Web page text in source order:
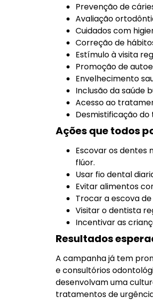
Prevenção de
Avaliação
Cuidados com
Correção de
Estímulo à visita
Promoção de
Envelhecimento
Inclusão da saúde
Acesso ao
Desmistificação
Ações que todos
Escovar os dentes
flúor.
Usar fio dental
Evitar alimentos
Trocar a escova
Visitar o dentista
Incentivar as
Resultados
A campanha já tem
e consultórios
desenvolvam uma
tratamentos de